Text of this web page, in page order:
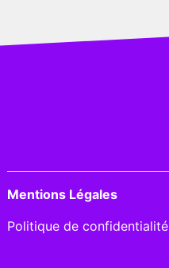
Mentions Légales
Politique de confidentialité